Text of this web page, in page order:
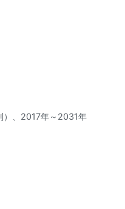
）、2017年～2031年